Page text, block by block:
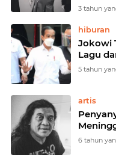
3 tahun
hiburan
Jokowi
Lagu
5 tahun
artis
6 tahun